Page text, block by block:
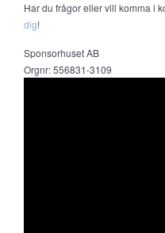
Har du frågor eller vill komma i
dig!
Sponsorhuset AB
Orgnr: 556831-3109